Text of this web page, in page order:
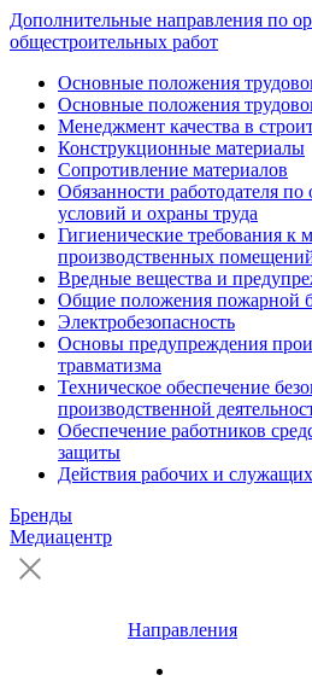
Дополнительные направления по
общестроительных работ
Основные положения
Основные положения
Менеджмент качества в
Конструкционные материалы
Сопротивление материалов
Обязанности работодателя
условий и охраны труда
Гигиенические требования к
производственных
Вредные вещества и
Общие положения пожарной
Электробезопасность
Основы предупреждения
травматизма
Техническое обеспечение
производственной
Обеспечение работников
защиты
Действия рабочих и
Бренды
Медиацентр
Направления